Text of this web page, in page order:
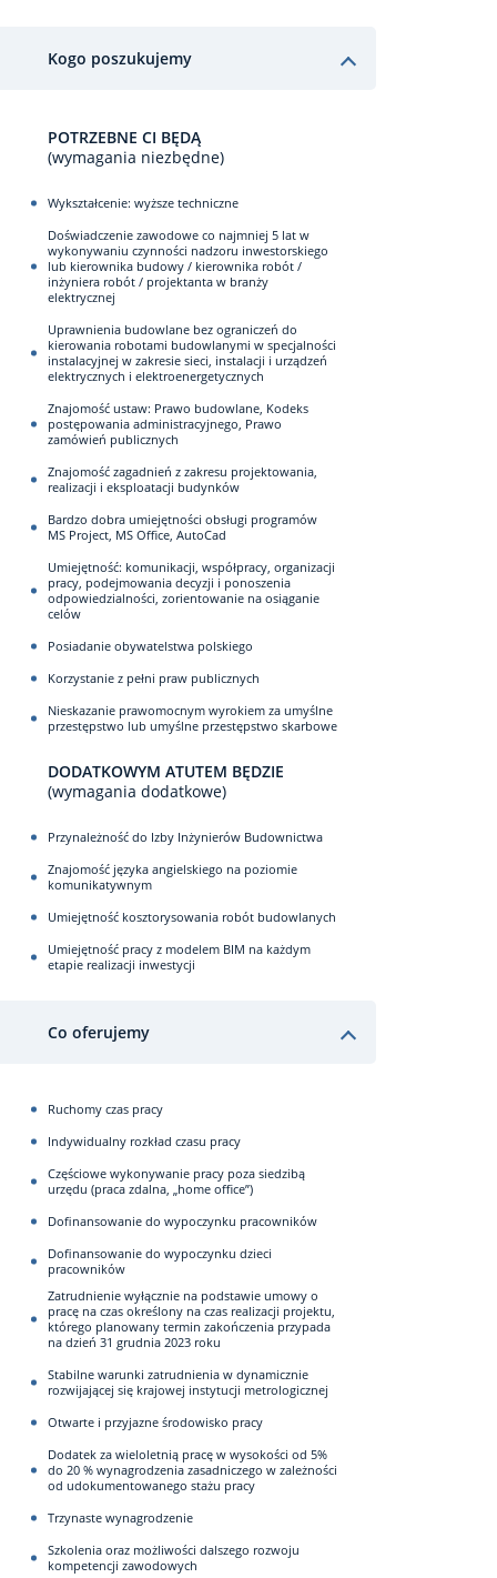
Kogo poszukujemy
POTRZEBNE CI BĘDĄ
(wymagania niezbędne)
Wykształcenie: wyższe techniczne
Doświadczenie zawodowe co najmniej 5 lat w
wykonywaniu czynności nadzoru inwestorskiego
lub kierownika budowy / kierownika robót /
inżyniera robót / projektanta w branży
elektrycznej
Uprawnienia budowlane bez ograniczeń do
kierowania robotami budowlanymi w specjalności
instalacyjnej w zakresie sieci, instalacji i urządzeń
elektrycznych i elektroenergetycznych
Znajomość ustaw: Prawo budowlane, Kodeks
postępowania administracyjnego, Prawo
zamówień publicznych
Znajomość zagadnień z zakresu projektowania,
realizacji i eksploatacji budynków
Bardzo dobra umiejętności obsługi programów
MS Project, MS Office, AutoCad
Umiejętność: komunikacji, współpracy, organizacji
pracy, podejmowania decyzji i ponoszenia
odpowiedzialności, zorientowanie na osiąganie
celów
Posiadanie obywatelstwa polskiego
Korzystanie z pełni praw publicznych
Nieskazanie prawomocnym wyrokiem za umyślne
przestępstwo lub umyślne przestępstwo skarbowe
DODATKOWYM ATUTEM BĘDZIE
(wymagania dodatkowe)
Przynależność do Izby Inżynierów Budownictwa
Znajomość języka angielskiego na poziomie
komunikatywnym
Umiejętność kosztorysowania robót budowlanych
Umiejętność pracy z modelem BIM na każdym
etapie realizacji inwestycji
Co oferujemy
Ruchomy czas pracy
Indywidualny rozkład czasu pracy
Częściowe wykonywanie pracy poza siedzibą
urzędu (praca zdalna, „home office”)
Dofinansowanie do wypoczynku pracowników
Dofinansowanie do wypoczynku dzieci
pracowników
Zatrudnienie wyłącznie na podstawie umowy o
pracę na czas określony na czas realizacji projektu,
którego planowany termin zakończenia przypada
na dzień 31 grudnia 2023 roku
Stabilne warunki zatrudnienia w dynamicznie
rozwijającej się krajowej instytucji metrologicznej
Otwarte i przyjazne środowisko pracy
Dodatek za wieloletnią pracę w wysokości od 5%
do 20 % wynagrodzenia zasadniczego w zależności
od udokumentowanego stażu pracy
Trzynaste wynagrodzenie
Szkolenia oraz możliwości dalszego rozwoju
kompetencji zawodowych